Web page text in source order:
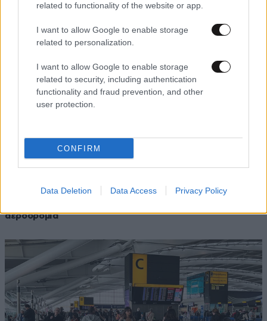
related to functionality of the website or app.
I want to allow Google to enable storage
related to personalization.
I want to allow Google to enable storage
related to security, including authentication
functionality and fraud prevention, and other
user protection.
CONFIRM
Data Deletion Data Access Privacy Policy
20·09·2023 18:54
αεροδρόμια